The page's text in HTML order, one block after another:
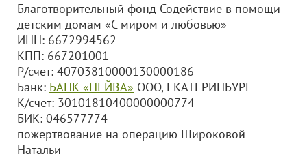
Благотворительный фонд Содействие в помощи
детским домам «С миром и любовью»
ИНН: 6672994562
КПП: 667201001
Р/счет: 40703810000130000186
Банк: БАНК «НЕЙВА» ООО, ЕКАТЕРИНБУРГ
К/счет: 30101810400000000774
БИК: 046577774
пожертвование на операцию Широковой
Натальи